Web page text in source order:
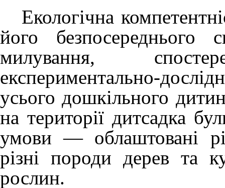
Екологічна
його
милування,
експериментально-
усього дошкільного
на території дитсадка
умови — облаштовані
різні породи дерев та
рослин.